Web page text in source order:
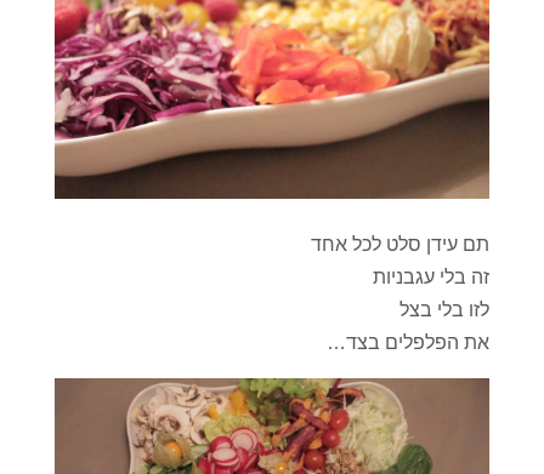
תם עידן סלט לכל אחד
זה בלי עגבניות
לזו בלי בצל
את הפלפלים בצד…